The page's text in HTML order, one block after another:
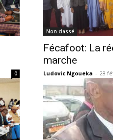
0
Non classé
Fécafoot: La
marche
Ludovic Ngoueka - 28